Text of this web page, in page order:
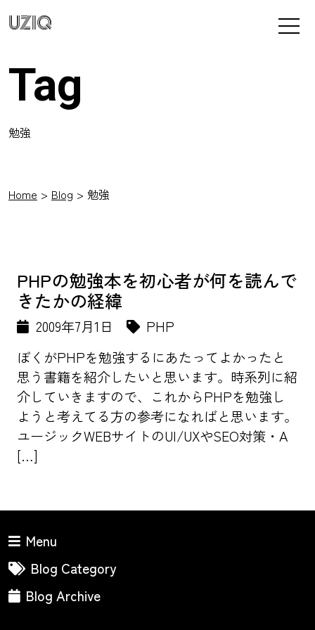
UZIQ
Tag
勉強
Home Blog 勉強
PHPの勉強本を初心者が何を読んで
きたかの経緯
2009年7月1日
PHP
ぼくがPHPを勉強するにあたってよかったと
思う書籍を紹介したいと思います。時系列に紹
介していきますので、これからPHPを勉強し
ようと考えてる方の参考になればと思います。
ユージックWEBサイトのUI/UXやSEO対策・A
[…]
Menu
Blog Category
Blog Archive